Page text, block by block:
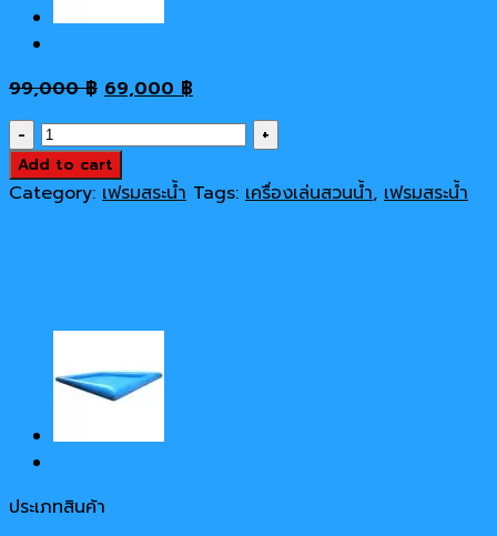
99,000฿ Original
was:
99,000 ฿.
69,000฿
is:
สระ
เป่า
เป่า
ลม#2
Add to cart
Category: เฟรมสระน้ำ Tags: เครื่องเล่นสวนน้ำ, เฟรมสระน้ำ
ประเภทสินค้า